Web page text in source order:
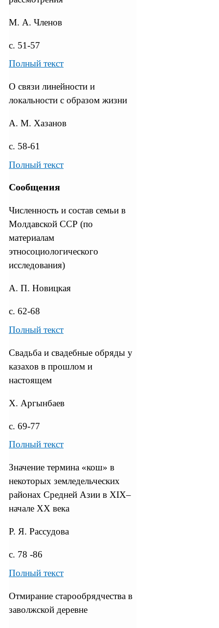
М. А. Членов
с. 51-57
Полный текст
О связи линейности и
локальности с образом жизни
А. М. Хазанов
с. 58-61
Полный текст
Сообщения
Численность и состав семьи в
Молдавской ССР (по
материалам
этносоциологического
исследования)
А. П. Новицкая
с. 62-68
Полный текст
Свадьба и свадебные обряды у
казахов в прошлом и
настоящем
Х. Аргынбаев
с. 69-77
Полный текст
Значение термина «кош» в
некоторых земледельческих
районах Средней Азии в XIX–
начале XX века
Р. Я. Рассудова
с. 78 -86
Полный текст
Отмирание старообрядчества в
заволжской деревне